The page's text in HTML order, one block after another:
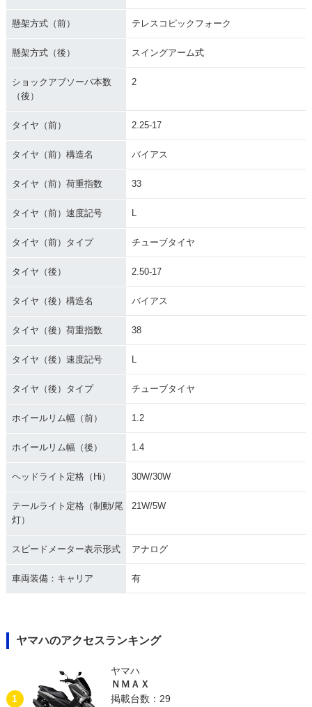
懸架方式（前） テレスコピックフォーク
懸架方式（後） スイングアーム式
ショックアブソーバ本数
（後）
2
タイヤ（前） 2.25-17
タイヤ（前）構造名 バイアス
タイヤ（前）荷重指数 33
タイヤ（前）速度記号 L
タイヤ（前）タイプ チューブタイヤ
タイヤ（後） 2.50-17
タイヤ（後）構造名 バイアス
タイヤ（後）荷重指数 38
タイヤ（後）速度記号 L
タイヤ（後）タイプ チューブタイヤ
ホイールリム幅（前） 1.2
ホイールリム幅（後） 1.4
ヘッドライト定格（Hi） 30W/30W
テールライト定格（制動/尾
灯）
21W/5W
スピードメーター表示形式 アナログ
車両装備：キャリア 有
ヤマハのアクセスランキング
1
ヤマハ
ＮＭＡＸ
掲載台数：29